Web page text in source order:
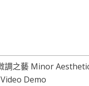
調之藝 Minor
Demo